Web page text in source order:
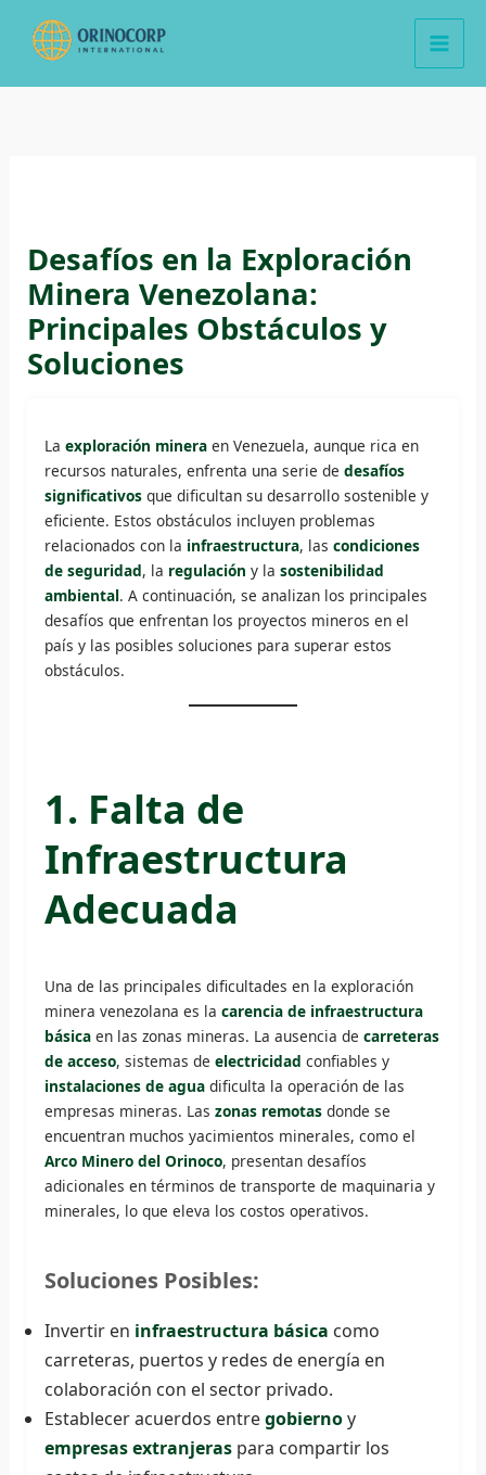
Desafíos en la Exploración
Minera Venezolana:
Principales Obstáculos y
Soluciones
La exploración mineraen Venezuela, aunque rica en
recursos naturales, enfrenta una serie de desafíos
significativosque dificultan su desarrollo sostenible y
eficiente. Estos obstáculos incluyen problemas
relacionados con la infraestructura, las condiciones
de seguridad, la regulación y la sostenibilidad
ambiental. A continuación, se analizan los principales
desafíos que enfrentan los proyectos mineros en el
país y las posibles soluciones para superar estos
obstáculos.
1. Falta de
Infraestructura
Adecuada
Una de las principales dificultades en la exploración
minera venezolana es la carencia de infraestructura
básicaen las zonas mineras. La ausencia de carreteras
de acceso, sistemas de electricidad confiables y
instalaciones de aguadificulta la operación de las
empresas mineras. Las zonas remotasdonde se
encuentran muchos yacimientos minerales, como el
Arco Minero del Orinoco, presentan desafíos
adicionales en términos de transporte de maquinaria y
minerales, lo que eleva los costos operativos.
Soluciones Posibles:
Invertir en infraestructura básica como
carreteras, puertos y redes de energía en
colaboración con el sector privado.
Establecer acuerdos entregobiernoy
empresas extranjeraspara compartir los